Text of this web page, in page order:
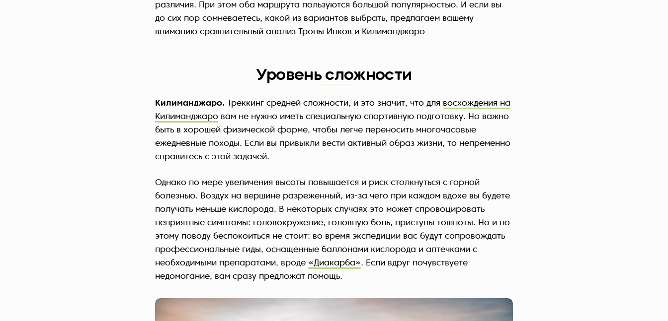
различия. При этом оба маршрута пользуются большой популярностью. И если вы
до сих пор сомневаетесь, какой из вариантов выбрать, предлагаем вашему
вниманию сравнительный анализ Тропы Инков и Килиманджаро
Уровень сложности
Килиманджаро. Треккинг средней сложности, и это значит, что для восхождения на
Килиманджаро вам не нужно иметь специальную спортивную подготовку. Но важно
быть в хорошей физической форме, чтобы легче переносить многочасовые
ежедневные походы. Если вы привыкли вести активный образ жизни, то непременно
справитесь с этой задачей.
Однако по мере увеличения высоты повышается и риск столкнуться с горной
болезнью. Воздух на вершине разреженный, из-за чего при каждом вдохе вы будете
получать меньше кислорода. В некоторых случаях это может спровоцировать
неприятные симптомы: головокружение, головную боль, приступы тошноты. Но и по
этому поводу беспокоиться не стоит: во время экспедиции вас будут сопровождать
профессиональные гиды, оснащенные баллонами кислорода и аптечками с
необходимыми препаратами, вроде «Диакарба». Если вдруг почувствуете
недомогание, вам сразу предложат помощь.